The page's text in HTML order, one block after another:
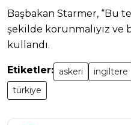
Başbakan Starmer, “Bu
şekilde korunmalıyız ve
kullandı.
Etiketler: askeri ingiltere
türkiye